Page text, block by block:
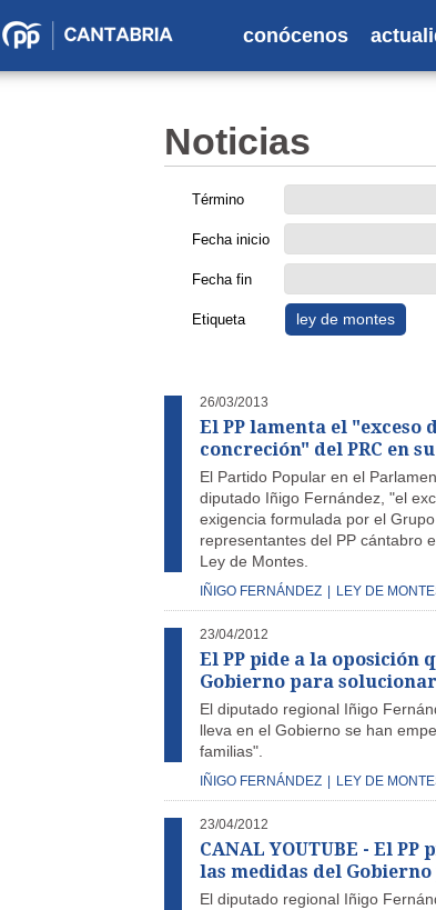
Partido
conócenos
Noticias
Término
Fecha inicio
Fecha fin
Etiqueta ley de montes
26/03/2013
El PP lamenta el "exceso
concreción" del PRC en
El Partido Popular en el
diputado Iñigo Fernández, "el
exigencia formulada por el
representantes del PP cántabro
Ley de Montes.
IÑIGO FERNÁNDEZ LEY DE
23/04/2012
El PP pide a la oposición
Gobierno para
El diputado regional Iñigo
lleva en el Gobierno se han
familias".
IÑIGO FERNÁNDEZ LEY DE
23/04/2012
CANAL YOUTUBE - El
las medidas del
El diputado regional Iñigo